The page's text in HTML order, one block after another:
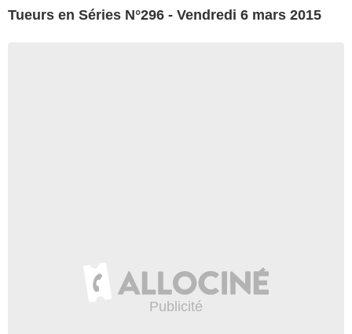
Tueurs en Séries N°296 - Vendredi 6 mars 2015